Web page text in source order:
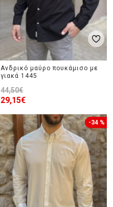
Ανδρικό μαύρο πουκάμισο με
γιακά 1445
29,15€
44,50€
-34 %